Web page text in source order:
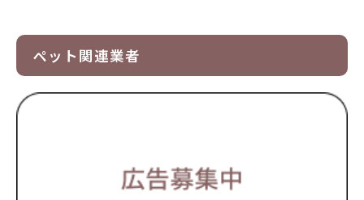
ペット関連業者